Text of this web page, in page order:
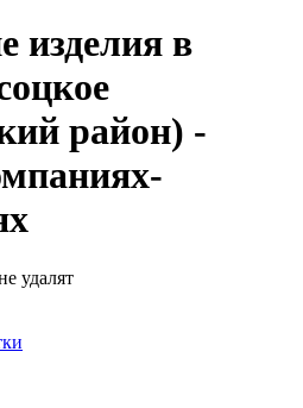
изделия в
район) -
удалят